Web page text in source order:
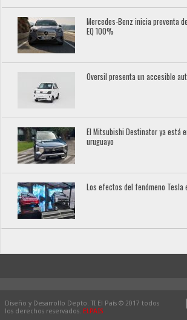
Mercedes-Benz inicia preventa
EQ 100%
Oversil presenta un accesible
El Mitsubishi Destinator ya está
uruguayo
Los efectos del fenómeno Tesla
Diseño y Desarrollo Depto. TI El País © 2017 todos
los derechos reservados. ELPAIS